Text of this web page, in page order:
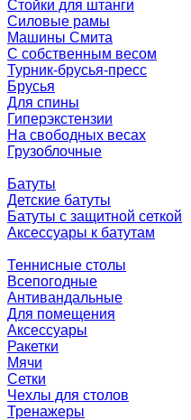
Стойки для штанги
Силовые рамы
Машины Смита
C собственным весом
Турник-брусья-пресс
Брусья
Для спины
Гиперэкстензии
На свободных весах
Грузоблочные
Батуты
Детские батуты
Батуты с защитной сеткой
Аксессуары к батутам
Теннисные столы
Всепогодные
Антивандальные
Для помещения
Аксессуары
Ракетки
Мячи
Сетки
Чехлы для столов
Тренажеры